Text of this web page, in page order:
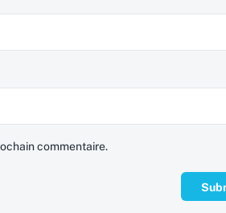
commentaire.